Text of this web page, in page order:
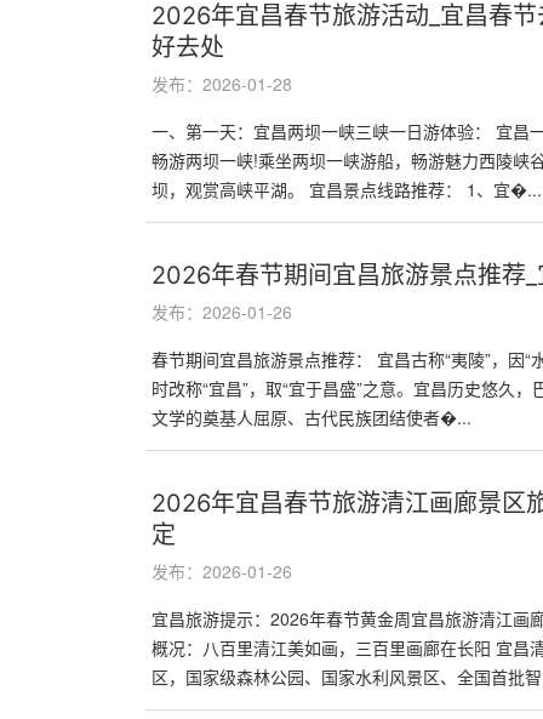
2026年宜昌春节旅游活动_宜昌春
好去处
发布：2026-01-28
一、第一天：宜昌两坝一峡三峡一日游体验： 宜昌
畅游两坝一峡!乘坐两坝一峡游船，畅游魅力西陵峡
坝，观赏高峡平湖。 宜昌景点线路推荐： 1、宜�...
2026年春节期间宜昌旅游景点推荐
发布：2026-01-26
春节期间宜昌旅游景点推荐： 宜昌古称“夷陵”，因
时改称“宜昌”，取“宜于昌盛”之意。宜昌历史悠久
文学的奠基人屈原、古代民族团结使者�...
2026年宜昌春节旅游清江画廊景区
定
发布：2026-01-26
宜昌旅游提示：2026年春节黄金周宜昌旅游清江画
概况：八百里清江美如画，三百里画廊在长阳 宜昌
区，国家级森林公园、国家水利风景区、全国首批